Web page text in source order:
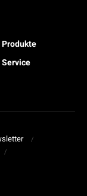
Produkte
Service